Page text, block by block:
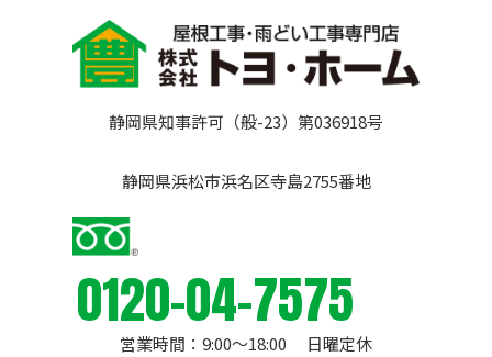
静岡県知事許可（般-23）第036918号
静岡県浜松市浜名区寺島2755番地
0120-04-7575
営業時間：9:00〜18:00 日曜定休